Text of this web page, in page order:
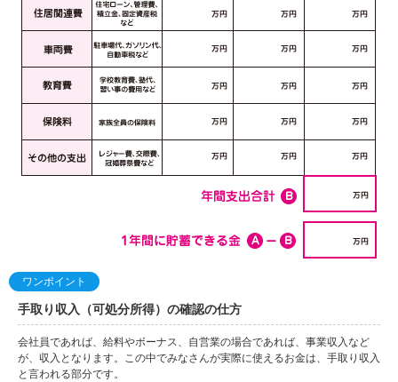
ワンポイント
手取り収入（可処分所得）の確認の仕方
会社員であれば、給料やボーナス、自営業の場合であれば、事業収入など
が、収入となります。この中でみなさんが実際に使えるお金は、手取り収入
と言われる部分です。